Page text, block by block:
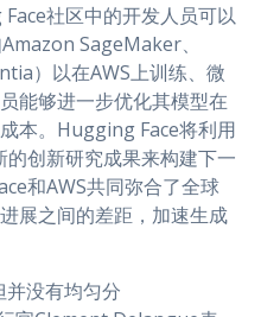
社区中的开发人员可以
SageMaker、
）以在AWS上训练、微
能够进一步优化其模型在
本。Hugging Face将利用
创新研究成果来构建下一
和AWS共同弥合了全球
展之间的差距，加速生成
并没有均匀分